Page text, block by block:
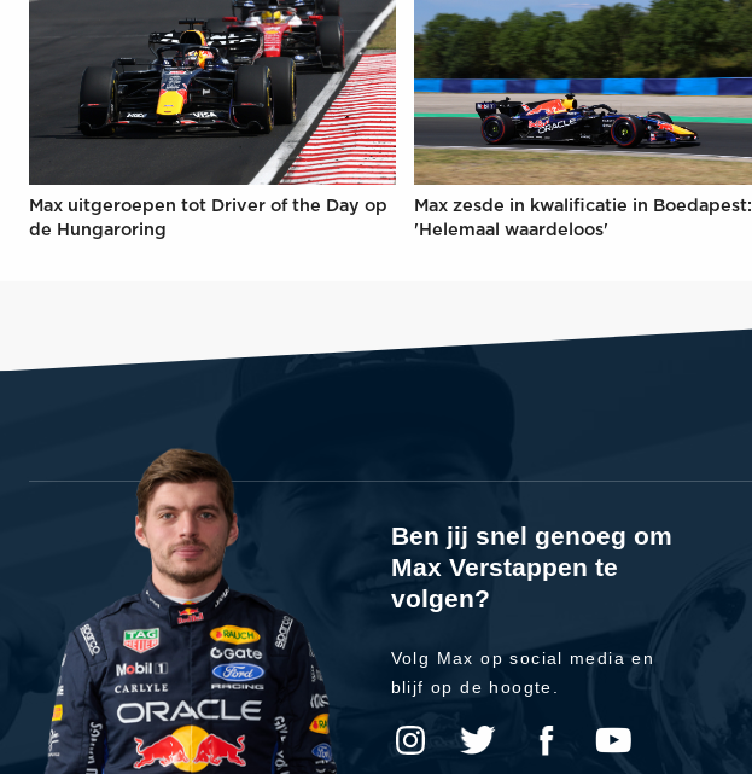
Max uitgeroepen tot Driver of the Day op
de Hungaroring
Max zesde in kwalificatie in Boedapest:
'Helemaal waardeloos'
Ben jij snel genoeg om
Max Verstappen te
volgen?
Volg Max op social media en
blijf op de hoogte.